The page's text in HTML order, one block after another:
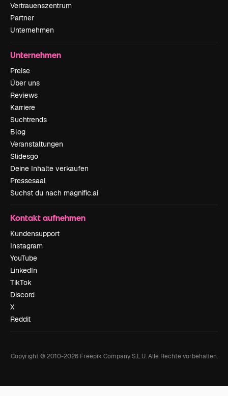
Vertrauenszentrum
Partner
Unternehmen
Unternehmen
Preise
Über uns
Reviews
Karriere
Suchtrends
Blog
Veranstaltungen
Slidesgo
Deine Inhalte verkaufen
Pressesaal
Suchst du nach magnific.ai
Kontakt aufnehmen
Kundensupport
Instagram
YouTube
LinkedIn
TikTok
Discord
X
Reddit
Copyright © 2010-2026Freepik Company S.L.U. Alle Rechte vorbehalten.